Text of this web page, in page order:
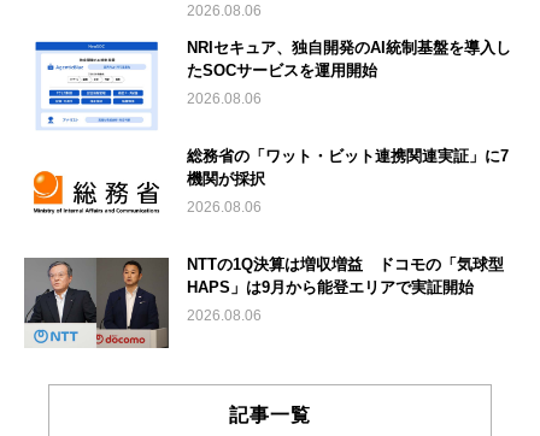
2026.08.06
NRIセキュア、独自開発のAI統制基盤を導入し
たSOCサービスを運用開始
2026.08.06
総務省の「ワット・ビット連携関連実証」に7
機関が採択
2026.08.06
NTTの1Q決算は増収増益 ドコモの「気球型
HAPS」は9月から能登エリアで実証開始
2026.08.06
記事一覧